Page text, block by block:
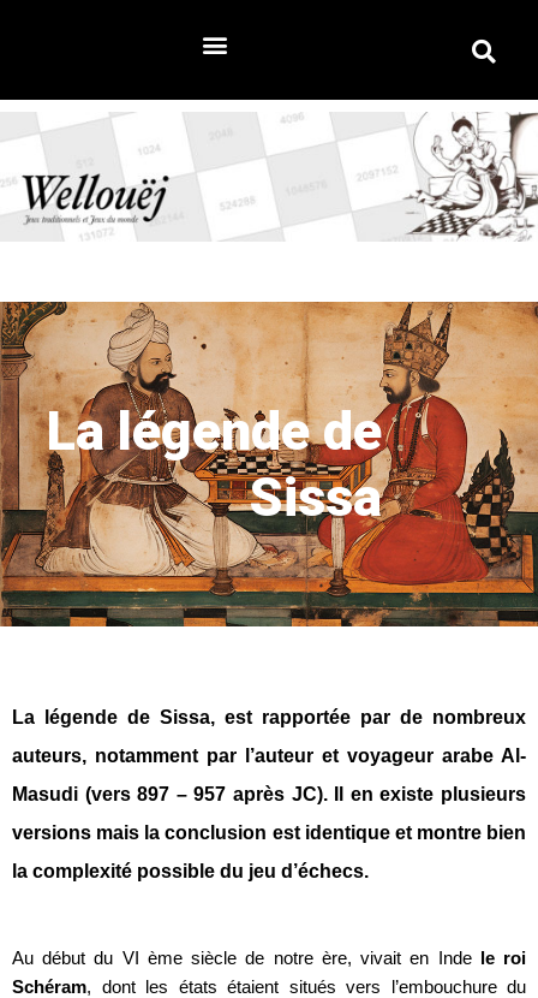
La légende de
Sissa
La légende de Sissa, est rapportée par de nombreux
auteurs, notamment par l’auteur et voyageur arabe Al-
Masudi (vers 897 – 957 après JC). Il en existe plusieurs
versions mais la conclusion est identique et montre bien
la complexité possible du jeu d’échecs.
Au début du VI ème siècle de notre ère, vivait en Inde le roi
Schéram, dont les états étaient situés vers l’embouchure du